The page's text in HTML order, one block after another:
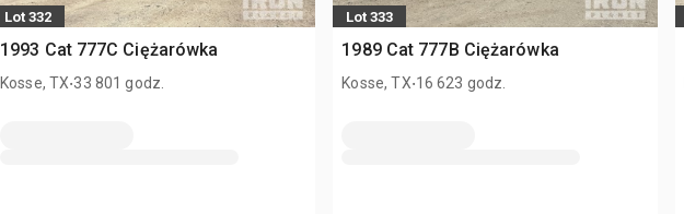
Lot 332
1993 Cat 777C Ciężarówka
Kosse, TX.33 801 godz.
Lot 333
1989 Cat 777B Ciężarówka
Kosse, TX.16 623 godz.